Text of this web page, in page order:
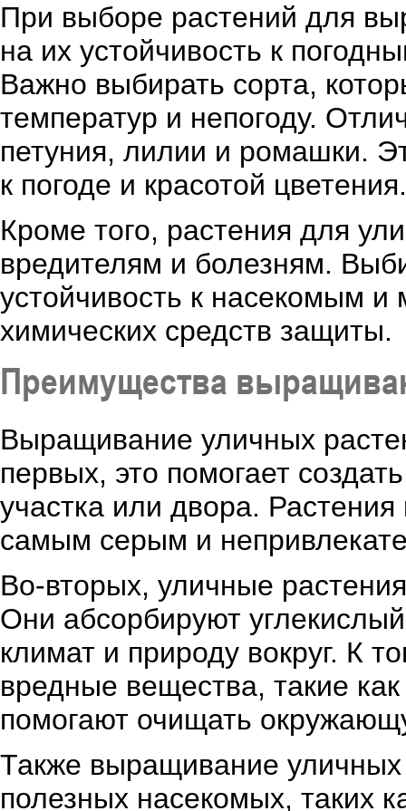
При выборе растений для
на их устойчивость к
Важно выбирать сорта,
температур и непогоду.
петуния, лилии и ромашки.
к погоде и красотой цветения.
Кроме того, растения для
вредителям и болезням.
устойчивость к насекомым
химических средств защиты.
Преимущества
Выращивание уличных
первых, это помогает
участка или двора.
самым серым и
Во-вторых, уличные
Они абсорбируют
климат и природу вокруг. К
вредные вещества, такие
помогают очищать
Также выращивание уличных
полезных насекомых, таких